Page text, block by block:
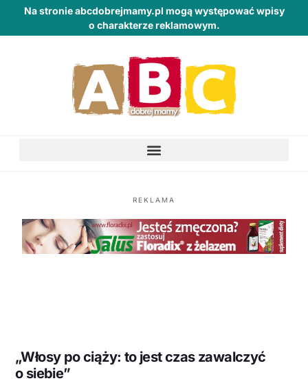
Na stronie abcdobrejmamy.pl mogą występować wpisy
o charakterze reklamowym.
REKLAMA
„Włosy po ciąży: to jest czas zawalczyć
o siebie”